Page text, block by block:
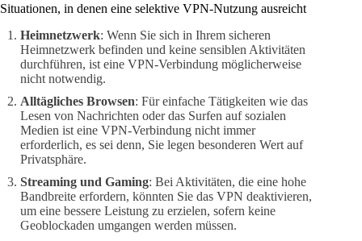
Situationen, in denen eine selektive VPN-Nutzung ausreicht
Heimnetzwerk: Wenn Sie sich in Ihrem sicheren
Heimnetzwerk befinden und keine sensiblen Aktivitäten
durchführen, ist eine VPN-Verbindung möglicherweise
nicht notwendig.
Alltägliches Browsen: Für einfache Tätigkeiten wie das
Lesen von Nachrichten oder das Surfen auf sozialen
Medien ist eine VPN-Verbindung nicht immer
erforderlich, es sei denn, Sie legen besonderen Wert auf
Privatsphäre.
Streaming und Gaming: Bei Aktivitäten, die eine hohe
Bandbreite erfordern, könnten Sie das VPN deaktivieren,
um eine bessere Leistung zu erzielen, sofern keine
Geoblockaden umgangen werden müssen.